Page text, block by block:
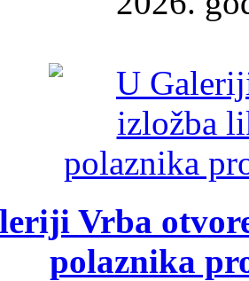
Vrba
polaznika